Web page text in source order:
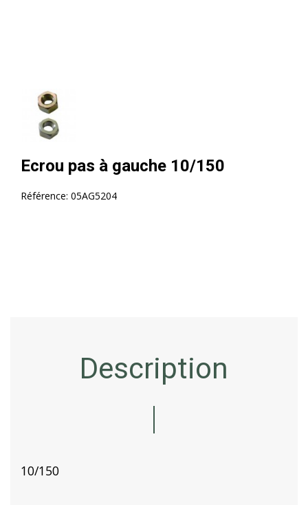
Ecrou pas à gauche 10/150
Référence: 05AG5204
Description
10/150